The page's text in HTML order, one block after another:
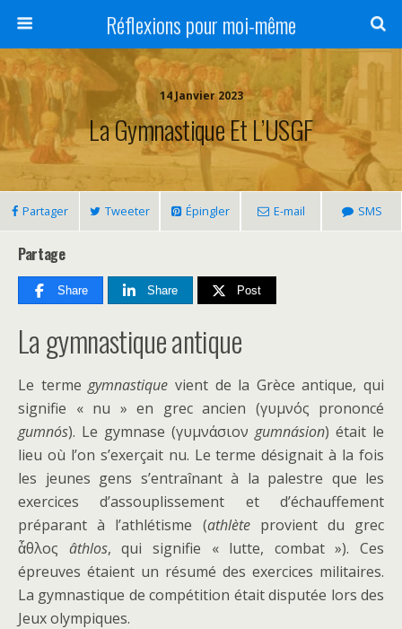
Réflexions pour moi-même
14 Janvier 2023
La Gymnastique Et L’USGF
Partager Tweeter Épingler E-mail SMS
Partage
Share Share Post
La gymnastique antique
Le termegymnastique vient de la Grèce antique, qui
signifie « nu » en grec ancien (γυμνός prononcé
gumnós). Le gymnase (γυμνάσιον gumnásion) était le
lieu où l’on s’exerçait nu. Le terme désignait à la fois
les jeunes gens s’entraînant à la palestre que les
exercices d’assouplissement et d’échauffement
préparant à l’athlétisme (athlèteprovient du grec
ἆθλος âthlos, qui signifie « lutte, combat »). Ces
épreuves étaient un résumé des exercices militaires.
La gymnastique de compétition était disputée lors des
Jeux olympiques.